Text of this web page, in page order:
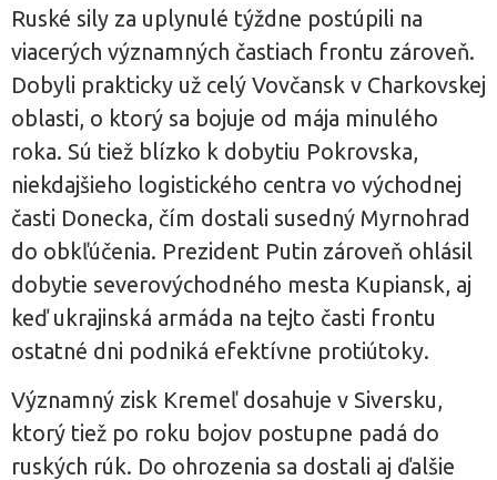
Ruské sily za uplynulé týždne postúpili na
viacerých významných častiach frontu zároveň.
Dobyli prakticky už celý Vovčansk v Charkovskej
oblasti, o ktorý sa bojuje od mája minulého
roka. Sú tiež blízko k dobytiu Pokrovska,
niekdajšieho logistického centra vo východnej
časti Donecka, čím dostali susedný Myrnohrad
do obkľúčenia. Prezident Putin zároveň ohlásil
dobytie severovýchodného mesta Kupiansk, aj
keď ukrajinská armáda na tejto časti frontu
ostatné dni podniká efektívne protiútoky.
Významný zisk Kremeľ dosahuje v Siversku,
ktorý tiež po roku bojov postupne padá do
ruských rúk. Do ohrozenia sa dostali aj ďalšie